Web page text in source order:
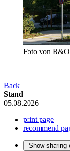
Foto von B&O
Back
Stand
05.08.2026
print page
recommend
Show sharing